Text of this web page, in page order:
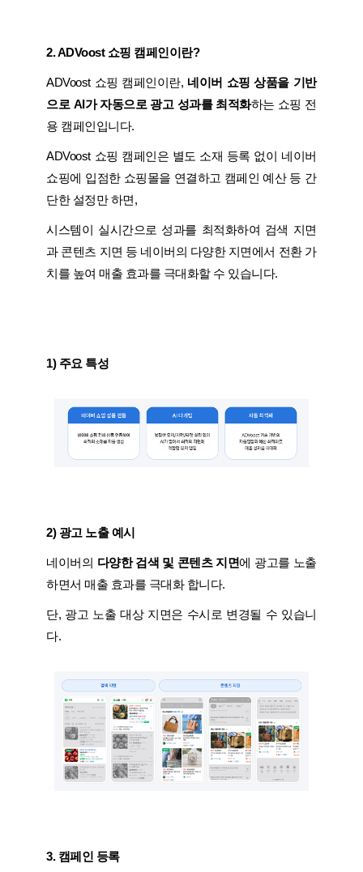
2. ADVoost 쇼핑 캠페인이란?
ADVoost 쇼핑 캠페인이란, 네이버 쇼핑 상품을 기반
으로 AI가 자동으로 광고 성과를 최적화하는 쇼핑 전
용 캠페인입니다.
ADVoost 쇼핑 캠페인은 별도 소재 등록 없이 네이버
쇼핑에 입점한 쇼핑몰을 연결하고 캠페인 예산 등 간
단한 설정만 하면,
시스템이 실시간으로 성과를 최적화하여 검색 지면
과 콘텐츠 지면 등 네이버의 다양한 지면에서 전환 가
치를 높여 매출 효과를 극대화할 수 있습니다.
1) 주요 특성
2) 광고 노출 예시
네이버의 다양한 검색 및 콘텐츠 지면에 광고를 노출
하면서 매출 효과를 극대화 합니다.
단, 광고 노출 대상 지면은 수시로 변경될 수 있습니
다.
3. 캠페인 등록